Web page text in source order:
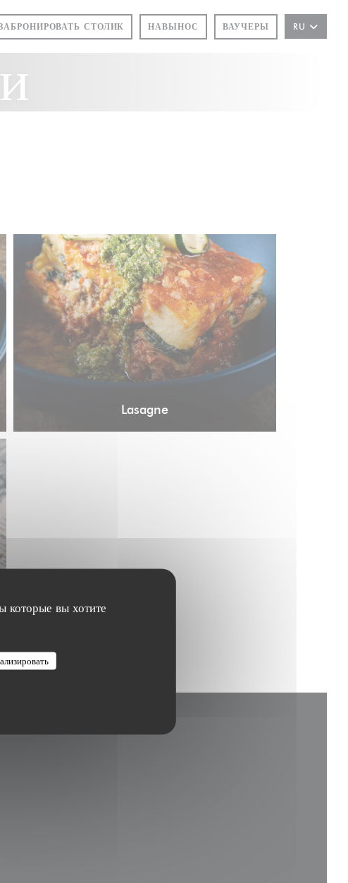
которые вы хотите
СТОЛИК НАВЫНОС ВАУЧЕРЫ RU
Lasagne
в новом окне))
окне))
в новом окне))